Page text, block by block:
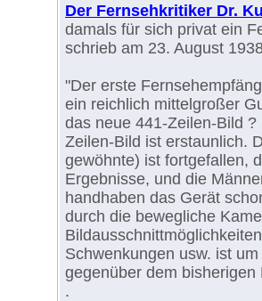
Der Fernsehkritiker Dr.
damals für sich privat ein
schrieb am 23. August
"Der erste
ein reichlich mittelgroßer
das neue 441-Zeilen-Bild
Zeilen-Bild ist erstaunlich.
gewöhnte) ist fortgefallen,
Ergebnisse, und die
handhaben das Gerät
durch die bewegliche
Schwenkungen usw. ist
gegenüber dem
.